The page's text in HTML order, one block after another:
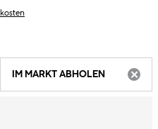
IM MARKT ABHOLEN